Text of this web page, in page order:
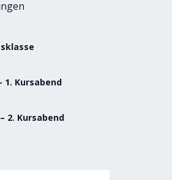
Kursabend
2. Kursabend